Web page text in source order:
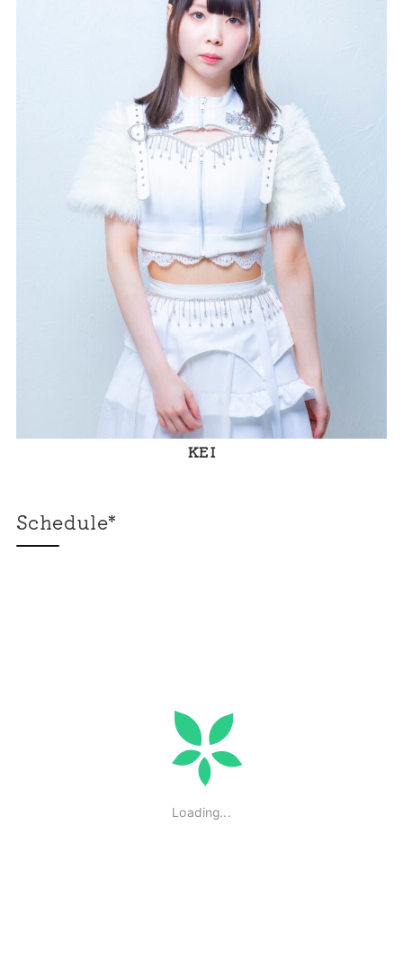
KEI
Schedule*